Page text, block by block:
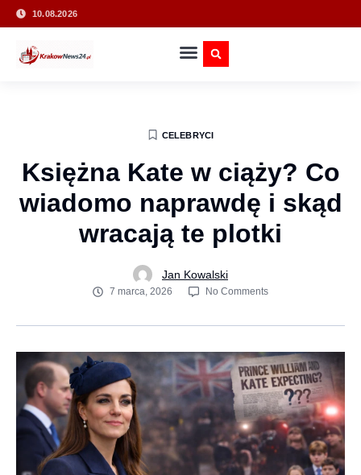
10.08.2026
CELEBRYCI
Księżna Kate w ciąży? Co
wiadomo naprawdę i skąd
wracają te plotki
Jan Kowalski
7 marca, 2026 No Comments